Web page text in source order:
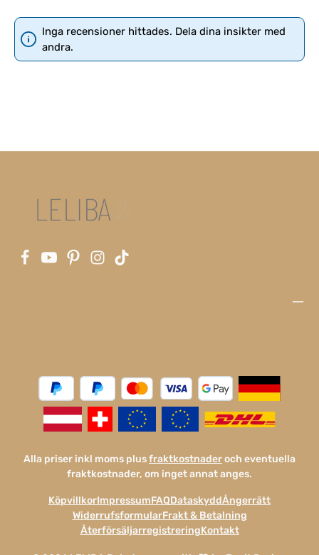
Inga recensioner hittades. Dela dina insikter med
andra.
Alla priser inkl moms plusfraktkostnaderoch eventuella
fraktkostnader, om inget annat anges.
KöpvillkorImpressumFAQDataskyddÅngerrätt
WiderrufsformularFrakt & Betalning
ÅterförsäljarregistreringKontakt